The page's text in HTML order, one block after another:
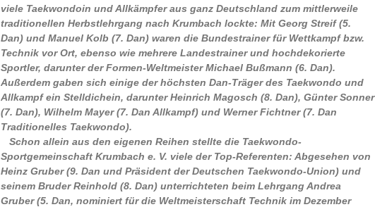
viele Taekwondoin und Allkämpfer aus ganz Deutschland zum mittlerweile
traditionellen Herbstlehrgang nach Krumbach lockte: Mit Georg Streif (5.
Dan) und Manuel Kolb (7. Dan) waren die Bundestrainer für Wettkampf bzw.
Technik vor Ort, ebenso wie mehrere Landestrainer und hochdekorierte
Sportler, darunter der Formen-Weltmeister Michael Bußmann (6. Dan).
Außerdem gaben sich einige der höchsten Dan-Träger des Taekwondo und
Allkampf ein Stelldichein, darunter Heinrich Magosch (8. Dan), Günter Sonner
(7. Dan), Wilhelm Mayer (7. Dan Allkampf) und Werner Fichtner (7. Dan
Traditionelles Taekwondo).
Schon allein aus den eigenen Reihen stellte die Taekwondo-
Sportgemeinschaft Krumbach e. V. viele der Top-Referenten: Abgesehen von
Heinz Gruber (9. Dan und Präsident der Deutschen Taekwondo-Union) und
seinem Bruder Reinhold (8. Dan) unterrichteten beim Lehrgang Andrea
Gruber (5. Dan, nominiert für die Weltmeisterschaft Technik im Dezember